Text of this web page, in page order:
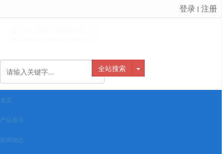
很遗憾，因您的浏览器版本过低导致无法获得最佳浏览体验，推荐下载安装谷歌浏览器！
登录 丨 注册
全站搜索
首页
产品展示
新闻动态